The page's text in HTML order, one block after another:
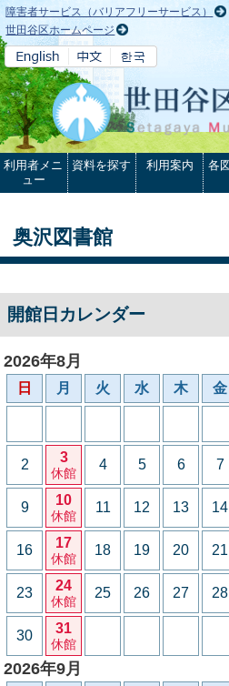
本文へ
障害者サービス（バリアフリーサービス）
世田谷区ホームページ
利用者メニ
ュー
資料を探す 利用案内
各
奥沢図書館
開館日カレンダー
2026年8月
日 月 火 水 木 金
2 3
休館
4 5 6 7
9 10
休館
11 12 13 14
16 17
休館
18 19 20 21
23 24
休館
25 26 27 28
30 31
休館
2026年9月